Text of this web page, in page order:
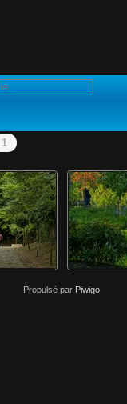
1
Propulsé par Piwigo